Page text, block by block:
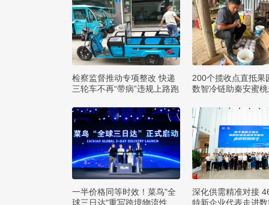
检察监督推动专项整改 快递
三轮车不再“带病”违规上路跑
200个揽收点直抵果
数智冷链助秦安蜜
一半价格同等时效！菜鸟"全
球三日达"重写跨境物流性价
深化供需精准对接
特新企业代表走进